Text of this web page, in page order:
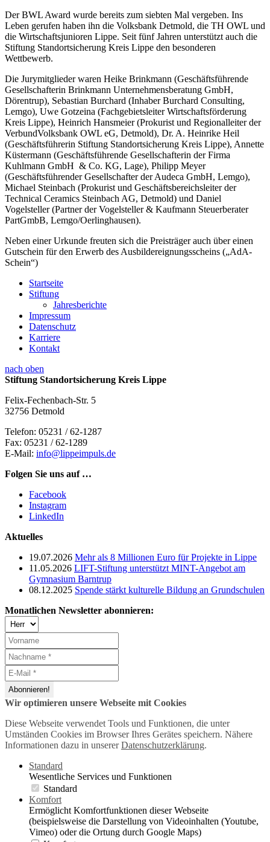
Der BWL Award wurde bereits zum siebten Mal vergeben. Ins
Leben gerufen haben ihn die Volksbank Detmold, die TH OWL und
die Wirtschaftsjunioren Lippe. Seit fünf Jahren unterstützt auch die
Stiftung Standortsicherung Kreis Lippe den besonderen
Wettbewerb.
Die Jurymitglieder waren Heike Brinkmann (Geschäftsführende
Gesellschafterin Brinkmann Unternehmensberatung GmbH,
Dörentrup), Sebastian Burchard (Inhaber Burchard Consulting,
Lemgo), Uwe Gotzeina (Fachgebietsleiter Wirtschaftsförderung
Kreis Lippe), Heinrich Hansmeier (Prokurist und Regionalleiter der
VerbundVolksbank OWL eG, Detmold), Dr. A. Heinrike Heil
(Geschäftsführerin Stiftung Standortsicherung Kreis Lippe), Annette
Küstermann (Geschäftsführende Gesellschafterin der Firma
Kuhlmann GmbH & Co. KG, Lage), Philipp Meyer
(Geschäftsführender Gesellschafter der Audeca GmbH, Lemgo),
Michael Steinbach (Prokurist und Geschäftsbereichsleiter der
Technical Ceramics Steinbach AG, Detmold) und Daniel
Vogelsteller (Partner der Vogelsteller & Kaufmann Steuerberater
PartGmbB, Lemgo/Oerlinghausen).
Neben einer Urkunde freuten sich die Preisträger auch über einen
Gutschein für den Erwerb des Ausbildereignungsscheins („AdA-
Schein“)
Startseite
Stiftung
Jahresberichte
Impressum
Datenschutz
Karriere
Kontakt
nach oben
Stiftung Standortsicherung Kreis Lippe
Felix-Fechenbach-Str. 5
32756 Detmold
Telefon: 05231 / 62-1287
Fax: 05231 / 62-1289
E-Mail: info@lippeimpuls.de
Folgen Sie uns auf …
Facebook
Instagram
LinkedIn
Aktuelles
19.07.2026 Mehr als 8 Millionen Euro für Projekte in Lippe
11.05.2026 LIFT-Stiftung unterstützt MINT-Angebot am
Gymnasium Barntrup
08.12.2025 Spende stärkt kulturelle Bildung an Grundschulen
Monatlichen Newsletter abonnieren:
Wir optimieren unsere Webseite mit Cookies
Diese Webseite verwendet Tools und Funktionen, die unter
Umständen Cookies im Browser Ihres Gerätes speichern. Nähere
Informationen dazu in unsererDatenschutzerklärung.
Standard
Wesentliche Services und Funktionen
Standard
Komfort
Ermöglicht Komfortfunktionen dieser Webseite
(beispielsweise die Darstellung von Videoinhalten (Youtube,
Vimeo) oder die Ortung durch Google Maps)